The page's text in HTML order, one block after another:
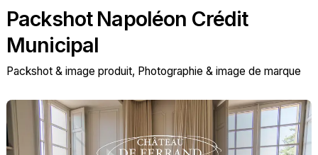
Packshot Napoléon Crédit
Municipal
Packshot & image produit Photographie & image de marque